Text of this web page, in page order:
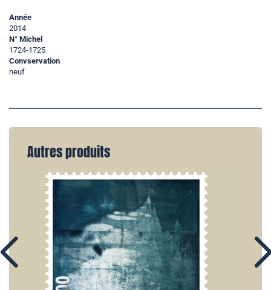
Année
2014
N° Michel
1724-1725
Convservation
neuf
Autres produits